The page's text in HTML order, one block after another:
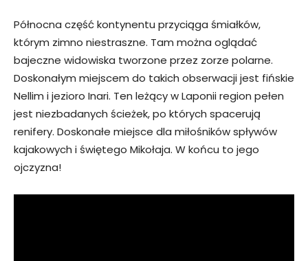
Północna część kontynentu przyciąga śmiałków,
którym zimno niestraszne. Tam można oglądać
bajeczne widowiska tworzone przez zorze polarne.
Doskonałym miejscem do takich obserwacji jest fińskie
Nellim i jezioro Inari. Ten leżący w Laponii region pełen
jest niezbadanych ścieżek, po których spacerują
renifery. Doskonałe miejsce dla miłośników spływów
kajakowych i świętego Mikołaja. W końcu to jego
ojczyzna!